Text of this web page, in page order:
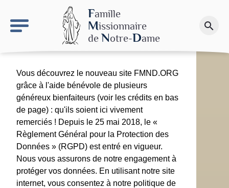
Famille
Missionnaire
de Notre-Dame
search
Faire un don
Vous découvrez le nouveau site FMND.ORG
grâce à l'aide bénévole de plusieurs
généreux bienfaiteurs (voir les crédits en bas
de page) : qu'ils soient ici vivement
remerciés ! Depuis le 25 mai 2018, le «
Règlement Général pour la Protection des
Données » (RGPD) est entré en vigueur.
Nous vous assurons de notre engagement à
protéger vos données. En utilisant notre site
internet, vous consentez à notre politique de